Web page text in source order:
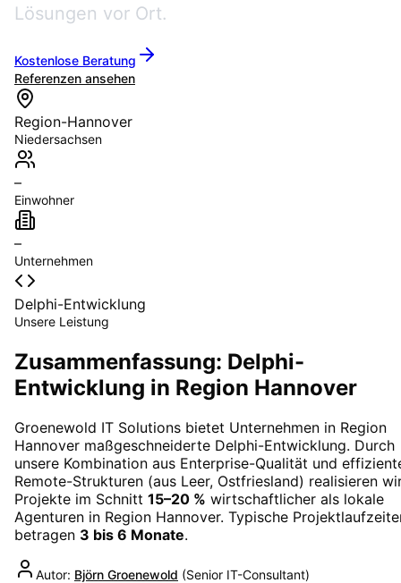
Lösungen vor Ort.
Kostenlose Beratung
Referenzen ansehen
Region-Hannover
Niedersachsen
–
Einwohner
–
Unternehmen
Delphi-Entwicklung
Unsere Leistung
Zusammenfassung: Delphi-
Entwicklung in Region Hannover
Groenewold IT Solutions bietet Unternehmen in Region
Hannover maßgeschneiderte Delphi-Entwicklung. Durch
unsere Kombination aus Enterprise-Qualität und
Remote-Strukturen (aus Leer, Ostfriesland) realisieren
Projekte im Schnitt 15–20 % wirtschaftlicher als lokale
Agenturen in Region Hannover. Typische
betragen 3 bis 6 Monate.
Autor: Björn Groenewold (Senior IT-Consultant)